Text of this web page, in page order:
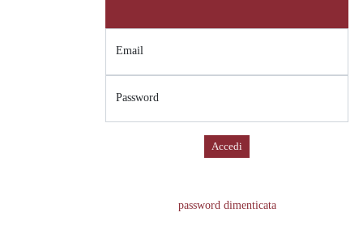
Email
Password
Accedi
password dimenticata